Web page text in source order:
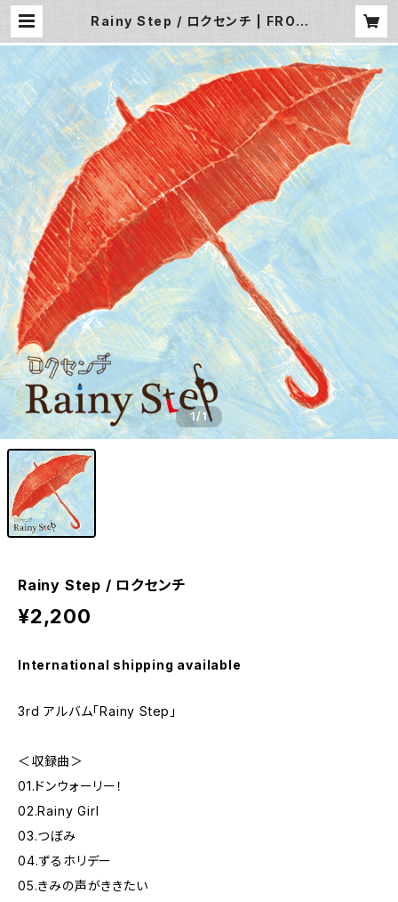
Rainy Step / ロクセンチ | FROG
1/1
Rainy Step / ロクセンチ
¥2,200
International shipping available
3rd アルバム「Rainy Step」
＜収録曲＞
01.ドンウォーリー！
02.Rainy Girl
03.つぼみ
04.ずるホリデー
05.きみの声がききたい